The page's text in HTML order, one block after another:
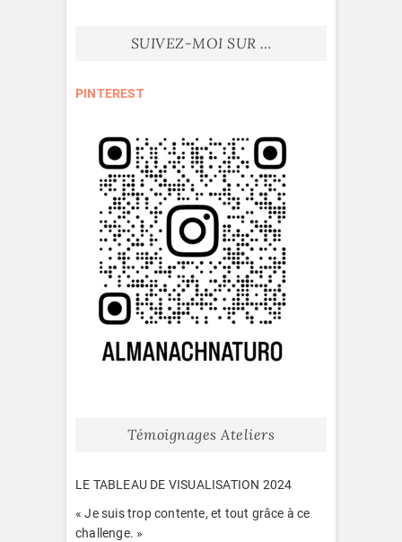
SUIVEZ-MOI SUR …
PINTEREST
Témoignages Ateliers
LE TABLEAU DE VISUALISATION 2024
« Je suis trop contente, et tout grâce à ce
challenge. »